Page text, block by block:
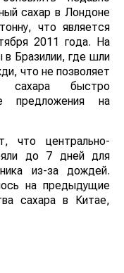
сахар в Лондоне
что является
2011 года. На
в Бразилии, где шли
что не позволяет
сахара быстро
предложения на
что центрально-
до 7 дней для
из-за дождей.
на предыдущие
сахара в Китае,